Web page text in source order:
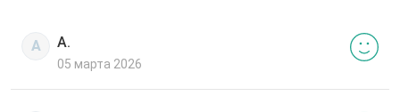
А А.
05 марта 2026